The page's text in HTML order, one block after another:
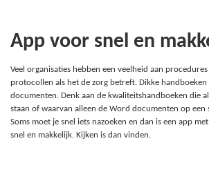
App voor snel en
Veel organisaties hebben een veelheid aan
protocollen als het de zorg betreft. Dikke handboeken
documenten. Denk aan de kwaliteitshandboeken die
staan of waarvan alleen de Word documenten op een
Soms moet je snel iets nazoeken en dan is een app
snel en makkelijk. Kijken is dan vinden.